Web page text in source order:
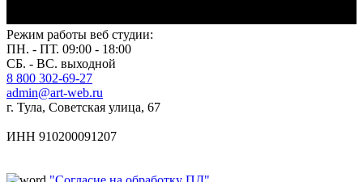
Режим работы веб студии:
ПН. - ПТ. 09:00 - 18:00
СБ. - ВС. выходной
8 800 302-69-27
admin@art-web.ru
г. Тула, Советская улица, 67
ИНН 910200091207